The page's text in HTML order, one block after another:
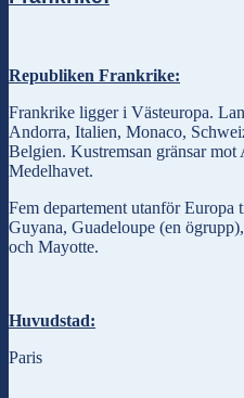
Republiken Frankrike:
Frankrike ligger i Västeuropa.
Andorra, Italien, Monaco,
Belgien. Kustremsan gränsar
Medelhavet.
Fem departement utanför
Guyana, Guadeloupe (en
och Mayotte.
Huvudstad:
Paris